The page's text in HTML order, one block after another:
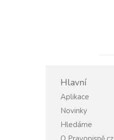
Hlavní
Aplikace
Novinky
Hledáme